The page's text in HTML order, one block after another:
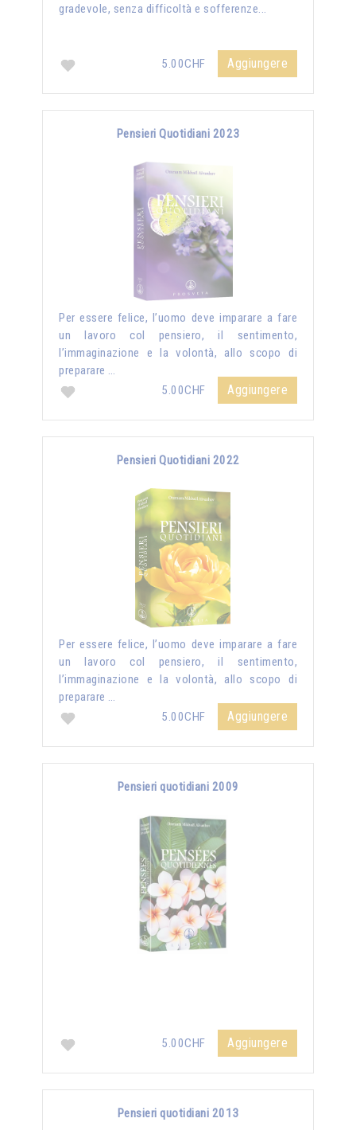
gradevole, senza difficoltà e sofferenze...
5.00CHF Aggiungere
Pensieri Quotidiani 2023
Per essere felice, l’uomo deve imparare a fare
un lavoro col pensiero, il sentimento,
l’immaginazione e la volontà, allo scopo di
preparare …
5.00CHF
Aggiungere
Pensieri Quotidiani 2022
Per essere felice, l’uomo deve imparare a fare
un lavoro col pensiero, il sentimento,
l’immaginazione e la volontà, allo scopo di
preparare …
5.00CHF
Aggiungere
Pensieri quotidiani 2009
5.00CHF Aggiungere
Pensieri quotidiani 2013